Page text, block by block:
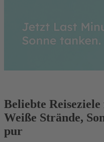
Beliebte
Weiße Strände,
pur